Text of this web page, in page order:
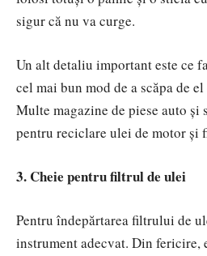
sigur că nu va curge.
Un alt detaliu important este ce
cel mai bun mod de a scăpa de
Multe magazine de piese auto
pentru reciclare ulei de motor și
3. Cheie pentru filtrul de ulei
Pentru îndepărtarea filtrului de
instrument adecvat. Din fericire,